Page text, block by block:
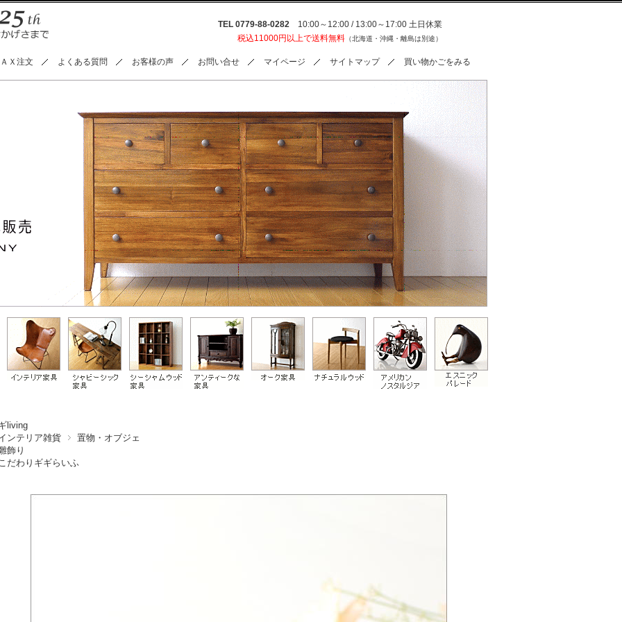
TEL 0779-88-0282 10:00～12:00 / 13:00～17:00 土日休業
税込11000円以上で送料無料 （北海道・沖縄・離島は別途）
Ｘ注文 よくある質問 お客様の声 お問い合せ マイページ サイトマップ 買い物かごをみる
living
ンテリア雑貨
置物・オブジェ
飾り
だわりギギらいふ